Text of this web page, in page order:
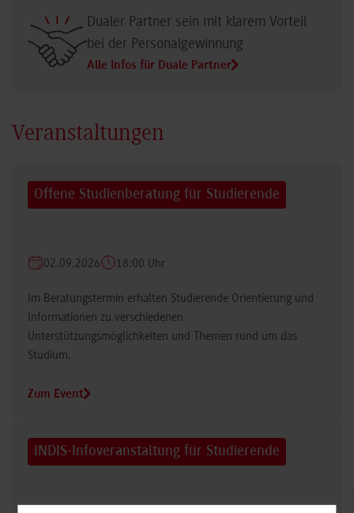
Dualer Partner sein mit klarem Vorteil
bei der Personalgewinnung
Alle Infos für Duale Partner
Veranstaltungen
Offene Studienberatung für Studierende
02.09.2026 18:00 Uhr
Im Beratungstermin erhalten Studierende Orientierung und
Informationen zu verschiedenen
Unterstützungsmöglichkeiten und Themen rund um das
Studium.
Zum Event
INDIS-Infoveranstaltung für Studierende